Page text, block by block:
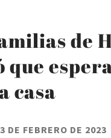
de
que
casa
DE FEBRERO DE 2023